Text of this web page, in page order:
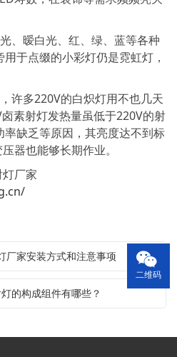
暧白光、红、绿、蓝等各种
于点缀的小彩灯仍是霓虹灯，
多220V的白炽灯用不也几天
素射灯发热量虽低于220V的射
缺乏等原因，其亮度达不到标
器也能够长期作业。
厂家
厂家安装方式和注意事项
的构成组件有哪些？
二维码